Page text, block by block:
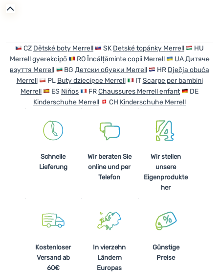
CZ Dětské boty Merrell SK Detské topánky Merrell
HU
Merrell gyerekcipő
ROÎncălțăminte copii Merrell UAДитяче
взуття Merrell
BG Детски обувки Merrell HR Dječja obuća
Merrell
PL Buty dziecięce Merrell ITScarpe per bambini
Merrell
ES Niňos FRChaussures Merrell enfant
DE
Kinderschuhe Merrell
CH Kinderschuhe Merrell
Schnelle
Lieferung
Wir beraten Sie
online und per
Telefon
Wir stellen
unsere
Eigenprodukte
her
Kostenloser
Versand ab
60€
In vierzehn
Ländern
Europas
Günstige
Preise